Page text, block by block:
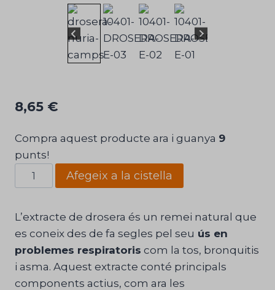
8,65 €
Compra aquest producte ara i guanya 9
punts!
quantitat
de
Núria
Camps®
extracte
vegetal
Afegeix a la cistella
L’extracte de drosera és un remei natural que
es coneix des de fa segles pel seu ús en
problemes respiratoris com la tos, bronquitis
i asma. Aquest extracte conté principals
components actius, com ara les